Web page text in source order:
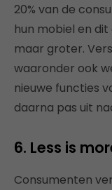
20% van de
hun mobiel en
maar groter.
waaronder ook
nieuwe functies
daarna pas uit
6. Less is
Consumenten